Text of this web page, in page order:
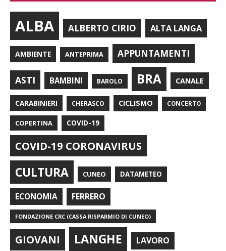
ALBA ALBERTO CIRIO ALTA LANGA
AMBIENTE ANTEPRIMA APPUNTAMENTI
ASTI BAMBINI BAROLO BRA CANALE
CARABINIERI CHERASCO CICLISMO CONCERTO
COPERTINA COVID-19
COVID-19 CORONAVIRUS
CULTURA CUNEO DATAMETEO
ECONOMIA FERRERO
FONDAZIONE CRC (CASSA RISPARMIO DI CUNEO)
GIOVANI LANGHE LAVORO